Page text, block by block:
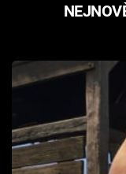
Filmy
Seriály
Hry